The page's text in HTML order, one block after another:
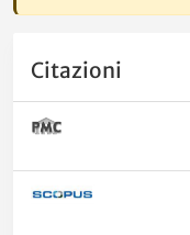
Citazioni